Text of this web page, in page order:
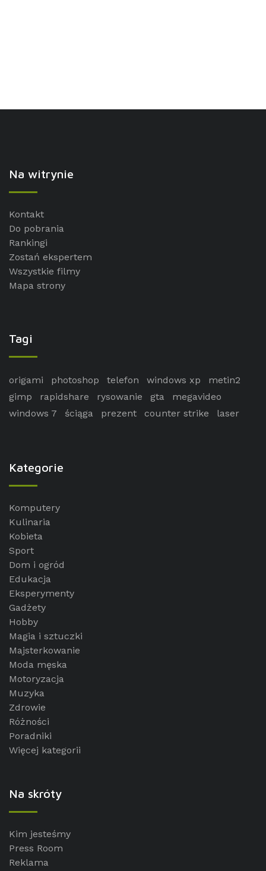
Na witrynie
Kontakt
Do pobrania
Rankingi
Zostań ekspertem
Wszystkie filmy
Mapa strony
Tagi
origami photoshop telefon windows xp
metin2
gimp
rapidshare rysowanie gta
megavideo
windows 7
ściąga prezent counter strike laser
Kategorie
Komputery
Kulinaria
Kobieta
Sport
Dom i ogród
Edukacja
Eksperymenty
Gadżety
Hobby
Magia i sztuczki
Majsterkowanie
Moda męska
Motoryzacja
Muzyka
Zdrowie
Różności
Poradniki
Więcej kategorii
Na skróty
Kim jesteśmy
Press Room
Reklama